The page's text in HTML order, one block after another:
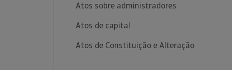
Atos sobre administradores
Atos de capital
Atos de Constituição e Alteração